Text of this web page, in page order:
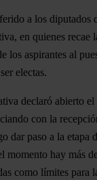
a los diputados
en quienes recae
los aspirantes al
electas.
declaró abierto el
con la
dar paso a la etapa
momento hay más
como límites para